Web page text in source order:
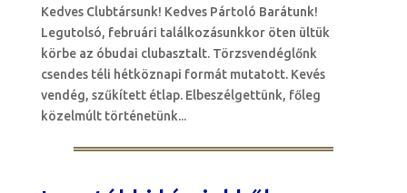
Kedves Clubtársunk! Kedves Pártoló Barátunk!
Legutolsó, februári találkozásunkkor öten ültük
körbe az óbudai clubasztalt. Törzsvendéglőnk
csendes téli hétköznapi formát mutatott. Kevés
vendég, szűkített étlap. Elbeszélgettünk, főleg
közelmúlt történetünk...